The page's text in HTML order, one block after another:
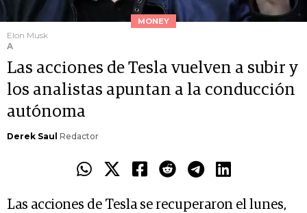
MONEY
Elon Musk
A
Las acciones de Tesla vuelven a subir y
los analistas apuntan a la conducción
autónoma
Derek Saul Redactor
Las acciones de Tesla se recuperaron el lunes,